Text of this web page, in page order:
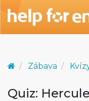
Zábava
Quiz: